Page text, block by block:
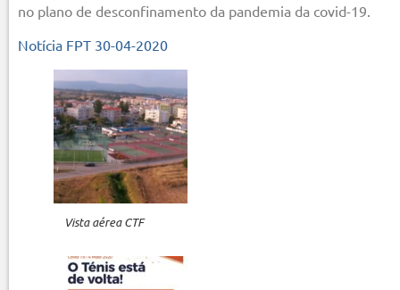
no plano de desconfinamento da pandemia da covid-19.
Notícia FPT 30-04-2020
Vista aérea CTF